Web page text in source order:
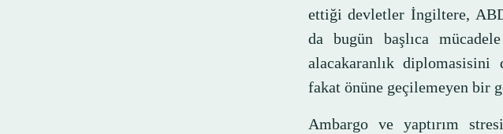
ettiği devletler İngiltere,
da bugün başlıca
alacakaranlık
fakat önüne geçilemeyen bir
Ambargo ve yaptırım